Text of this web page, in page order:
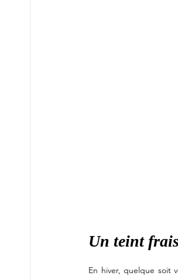
Un teint
En hiver, quelque soit